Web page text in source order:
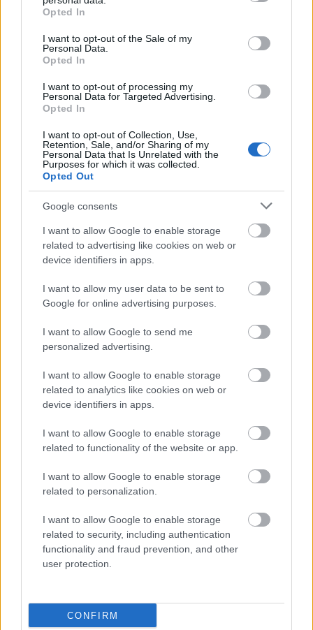
grant or deny consent to Google and its third-party tags to
use your data for below specified purposes in below Google
consent section.
Opted In
I want to opt-out of the Sale of my
Personal Data.
Opted In
I want to opt-out of processing my
Personal Data for Targeted Advertising.
Opted In
I want to opt-out of Collection, Use,
Retention, Sale, and/or Sharing of my
Personal Data that Is Unrelated with the
Purposes for which it was collected.
Opted Out
Google consents
I want to allow Google to enable storage
related to advertising like cookies on web or
device identifiers in apps.
I want to allow my user data to be sent to
Google for online advertising purposes.
I want to allow Google to send me
personalized advertising.
I want to allow Google to enable storage
related to analytics like cookies on web or
device identifiers in apps.
I want to allow Google to enable storage
related to functionality of the website or app.
I want to allow Google to enable storage
related to personalization.
I want to allow Google to enable storage
related to security, including authentication
functionality and fraud prevention, and other
user protection.
CONFIRM
akit megszédít a lány szépsége. Ebből persze egy
nagyon durva, erőszakos házasság lesz, sok-sok
könnyel és vérrel, ezek nem voltak szép részek.
(Itt is volt persze lélektani vetület: miért
örökösnő, aki nincs rászorulva sem érzelmileg,
sem anyagilag a fickóra. A válasz: megérdemelt
hibáztatja a családja balesetéért. Kifacsart
logika? Mint az emberi lélek általában.)
A végén nekem nagyon tetszett a szerepcserés
csattanó, nagyon ott volt, bár már elég korán
kitaláltam, hogy ez lesz. (Túl sok könyvet
olvastam már az írótól.) Végül Vivien építhetett
fel magának egy új életet egy második eséllyel
és nagyon megérdemelt volt.
Szokás szerint a jelenben játszódó
cselekményszálnak semmi értelme nem volt a
világon, maximum annyi, hogy ott nyomozták ki
a történetet, ami egyébként magától is
kibomlott volna a saját idősíkján. Csak és
kizárólag azért beleírni egy teljes új szálat egy
regénybe, hogy késleltesse a sztori
kibontakozását, egyszerűen kitolás az olvasóval.
Semmi szükség rá. Ha egy történet jó, akkor
ötven vagy száz oldalon is jó, nem kell
mesterségesen feltupírozni, hogy komolyabbnak
karakterek egyszerűen nem álltak meg a
lábukon. Az öt testvér (kimondani is rémes), a
anyuka, mindenki szeret mindenkit, juj, milyen
tökéletes család (leszámítva a beszólogató
nagyit, aki supercool!), hányinger. És olyan lapos
mindegyik karakter, mint a papír...
tényleg változtatni kellene már a sajtburger